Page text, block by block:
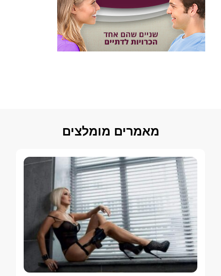
מאמרים מומלצים